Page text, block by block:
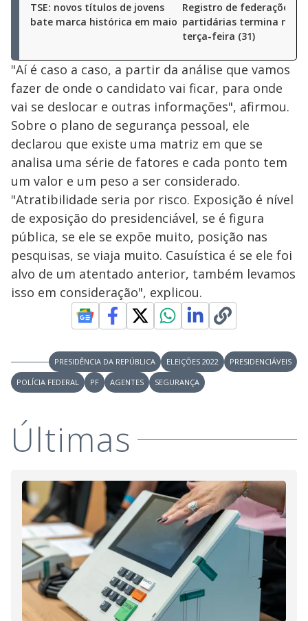
TSE: novos títulos de jovens
bate marca histórica em maio
Registro de federações
partidárias termina nesta
terça-feira (31)
"Aí é caso a caso, a partir da análise que vamos
fazer de onde o candidato vai ficar, para onde
vai se deslocar e outras informações", afirmou.
Sobre o plano de segurança pessoal, ele
declarou que existe uma matriz em que se
analisa uma série de fatores e cada ponto tem
um valor e um peso a ser considerado.
"Atratibilidade seria por risco. Exposição é nível
de exposição do presidenciável, se é figura
pública, se ele se expõe muito, posição nas
pesquisas, se viaja muito. Casuística é se ele foi
alvo de um atentado anterior, também levamos
isso em consideração", explicou.
PRESIDÊNCIA DA REPÚBLICA ELEIÇÕES 2022
PRESIDENCIÁVEIS
POLÍCIA FEDERAL
PF AGENTES SEGURANÇA
Últimas